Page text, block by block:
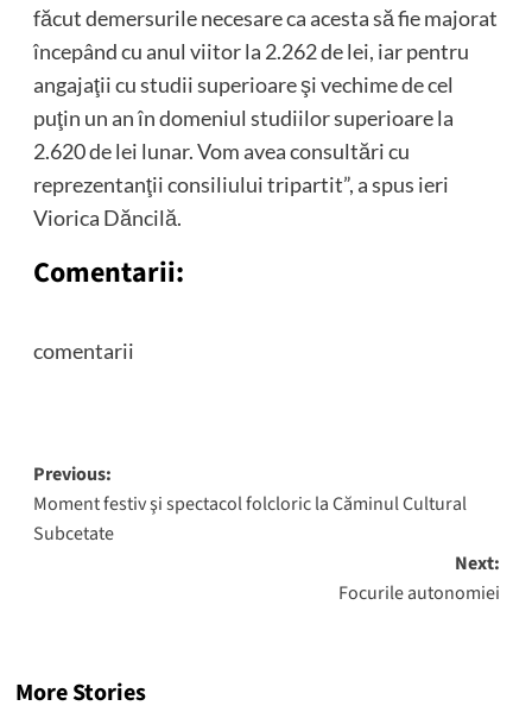
făcut demersurile necesare ca acesta să fie majorat
începând cu anul viitor la 2.262 de lei, iar pentru
angajaţii cu studii superioare şi vechime de cel
puţin un an în domeniul studiilor superioare la
2.620 de lei lunar. Vom avea consultări cu
reprezentanţii consiliului tripartit”, a spus ieri
Viorica Dăncilă.
Comentarii:
comentarii
Post
navigation
Previous:
Moment festiv şi spectacol folcloric la Căminul Cultural
Subcetate
Next:
Focurile autonomiei
More Stories